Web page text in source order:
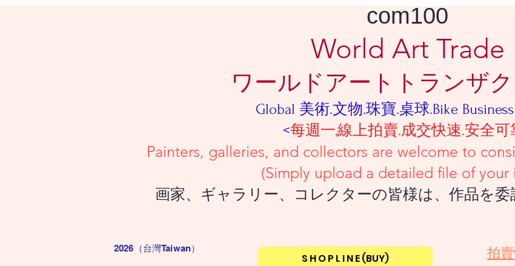
com100
World Art Trade
ワールドアートトランザ
Global 美術.文物.珠寶.桌球.Bike
<每週一,線上拍賣.成交快速.安全可
Painters, galleries, and collectors are welcome to consign
(Simply upload a detailed file of your
画家、ギャラリー、コレクターの皆様は、作品を委託販
2026（台灣Taiwan）
S H O P L I N E (BUY) 拍